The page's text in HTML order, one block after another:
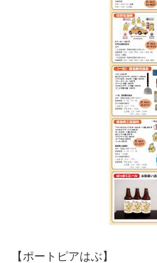
【ポートピアはぶ】